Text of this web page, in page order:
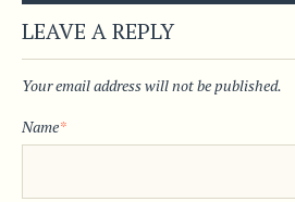
LEAVE A REPLY
Your email address will not be published.
Name*